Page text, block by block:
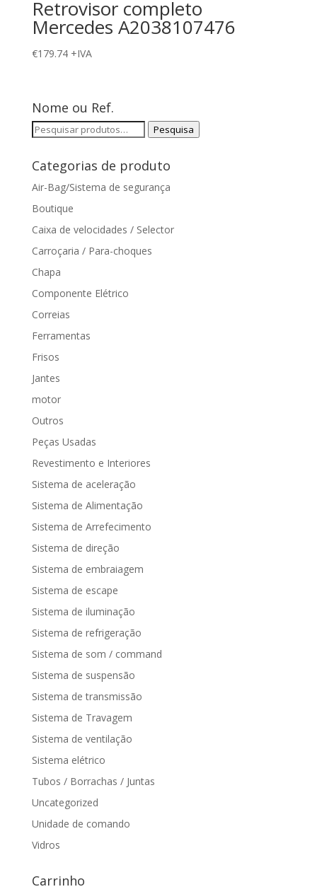
Retrovisor completo
Mercedes A2038107476
€179.74 +IVA
Nome ou Ref.
Pesquisar
Pesquisa
Categorias de produto
Air-Bag/Sistema de segurança
Boutique
Caixa de velocidades / Selector
Carroçaria / Para-choques
Chapa
Componente Elétrico
Correias
Ferramentas
Frisos
Jantes
motor
Outros
Peças Usadas
Revestimento e Interiores
Sistema de aceleração
Sistema de Alimentação
Sistema de Arrefecimento
Sistema de direção
Sistema de embraiagem
Sistema de escape
Sistema de iluminação
Sistema de refrigeração
Sistema de som / command
Sistema de suspensão
Sistema de transmissão
Sistema de Travagem
Sistema de ventilação
Sistema elétrico
Tubos / Borrachas / Juntas
Uncategorized
Unidade de comando
Vidros
Carrinho